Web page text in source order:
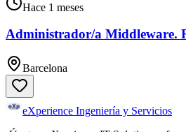
Hace 1 meses
Administrador/a Middleware.
Barcelona
eXperience Ingeniería y Servicios